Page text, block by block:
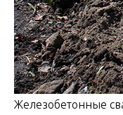
Железобетонные